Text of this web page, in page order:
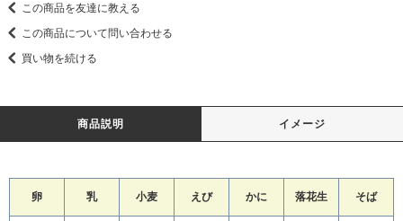
この商品を友達に教える
この商品について問い合わせる
買い物を続ける
商品説明 イメージ
卵 乳 小麦 えび かに 落花生 そば